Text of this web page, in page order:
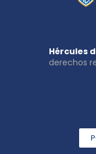
Hércules
derechos